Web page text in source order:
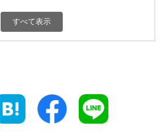
800円 富山県
800円 三重県
すべて表示